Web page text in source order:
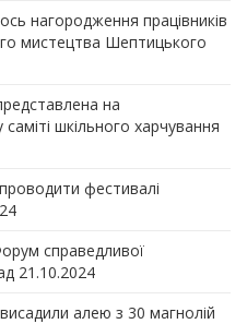
нагородження працівників
мистецтва Шептицького
на
шкільного харчування
фестивалі
справедливої
21.10.2024
алею з 30 магнолій